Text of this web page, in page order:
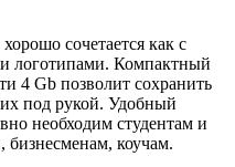
сочетается как с
логотипами. Компактный
4 Gb позволит сохранить
под рукой. Удобный
необходим студентам и
коучам.